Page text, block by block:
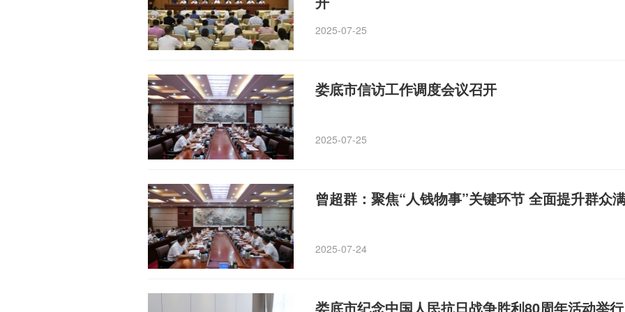
2025-07-25
娄底市信访工作调度会议召开
2025-07-25
曾超群：聚焦“人钱物事”关键环节 全面提升群众
2025-07-24
娄底市纪念中国人民抗日战争胜利80周年活动举行